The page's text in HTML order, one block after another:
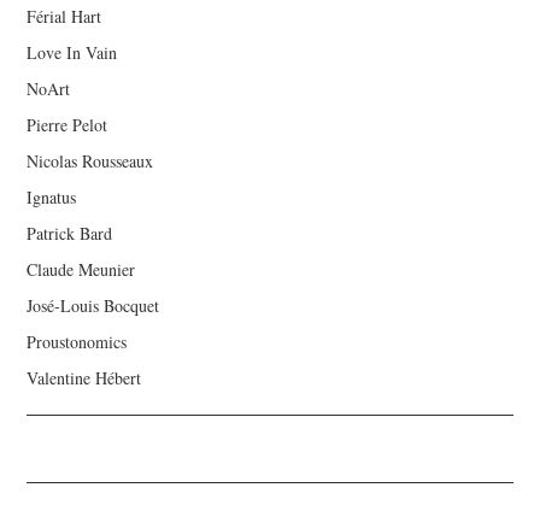
Férial Hart
Love In Vain
NoArt
Pierre Pelot
Nicolas Rousseaux
Ignatus
Patrick Bard
Claude Meunier
José-Louis Bocquet
Proustonomics
Valentine Hébert